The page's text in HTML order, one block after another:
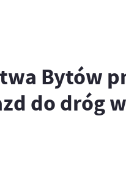
Bytów
do dróg